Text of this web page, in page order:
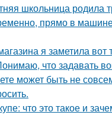
школьница родила
прямо в
я заметила вот
что задавать
может быть не
что это такое и